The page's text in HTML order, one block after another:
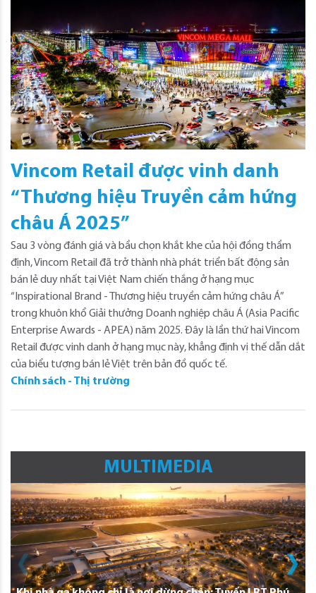
Vincom Retail được vinh danh
“Thương hiệu Truyền cảm hứng
châu Á 2025”
Sau 3 vòng đánh giá và bầu chọn khắt khe của hội đồng thẩm
định, Vincom Retail đã trở thành nhà phát triển bất động sản
bán lẻ duy nhất tại Việt Nam chiến thắng ở hạng mục
“Inspirational Brand - Thương hiệu truyền cảm hứng châu Á”
trong khuôn khổ Giải thưởng Doanh nghiệp châu Á (Asia Pacific
Enterprise Awards - APEA) năm 2025. Đây là lần thứ hai Vincom
Retail được vinh danh ở hạng mục này, khẳng định vị thế dẫn dắt
của biểu tượng bán lẻ Việt trên bản đồ quốc tế.
Chính sách - Thị trường
MULTIMEDIA